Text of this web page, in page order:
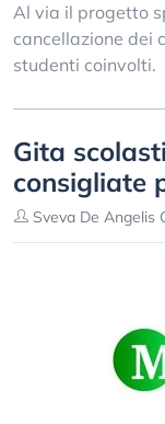
Al via il progetto
cancellazione dei
studenti coinvolti.
Gita
consigliate
Sveva De Angelis